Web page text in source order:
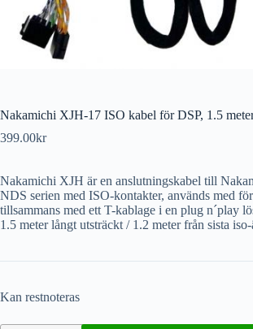
Nakamichi XJH-17 ISO kabel för DSP, 1.5
399.00kr
Nakamichi XJH är en anslutningskabel till
NDS serien med ISO-kontakter, används med
tillsammans med ett T-kablage i en plug n´play
1.5 meter långt utsträckt / 1.2 meter från sista iso-
Kan restnoteras